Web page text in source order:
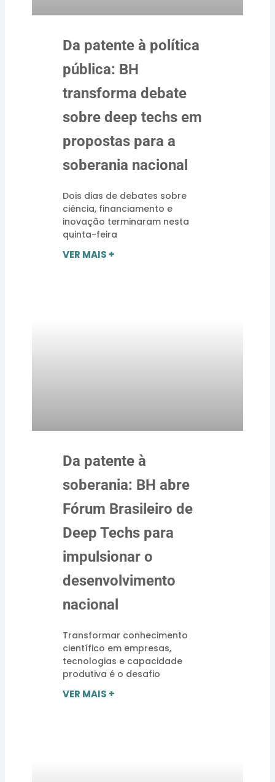
Da patente à política
pública: BH
transforma debate
sobre deep techs em
propostas para a
soberania nacional
Dois dias de debates sobre
ciência, financiamento e
inovação terminaram nesta
quinta-feira
VER MAIS +
Da patente à
soberania: BH abre
Fórum Brasileiro de
Deep Techs para
impulsionar o
desenvolvimento
nacional
Transformar conhecimento
científico em empresas,
tecnologias e capacidade
produtiva é o desafio
VER MAIS +